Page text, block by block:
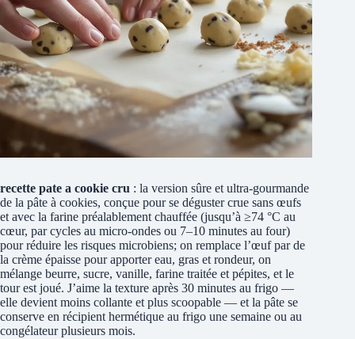
recette pate a cookie cru : la version sûre et ultra-gourmande
de la pâte à cookies, conçue pour se déguster crue sans œufs
et avec la farine préalablement chauffée (jusqu’à ≥74 °C au
cœur, par cycles au micro-ondes ou 7–10 minutes au four)
pour réduire les risques microbiens; on remplace l’œuf par de
la crème épaisse pour apporter eau, gras et rondeur, on
mélange beurre, sucre, vanille, farine traitée et pépites, et le
tour est joué. J’aime la texture après 30 minutes au frigo —
elle devient moins collante et plus scoopable — et la pâte se
conserve en récipient hermétique au frigo une semaine ou au
congélateur plusieurs mois.